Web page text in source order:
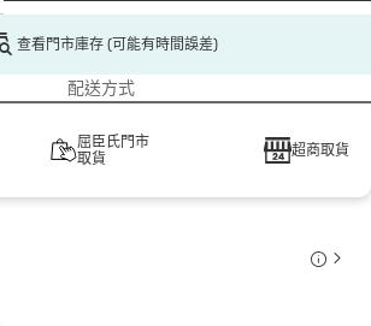
查看門市庫存 (可能有時間誤差)
配送方式
屈臣氏門市
取貨
超商取貨